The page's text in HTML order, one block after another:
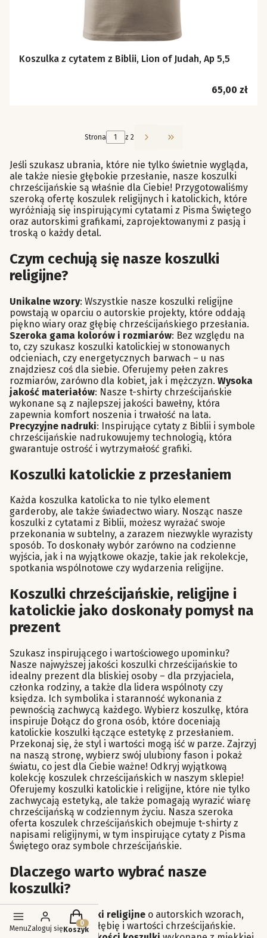
Koszulka z cytatem z Biblii, Lion of Judah, Ap 5,5
Cena
65,00 zł
Strona z 2 Przejdź do ostatniej
Jeśli szukasz ubrania, które nie tylko świetnie wygląda,
ale także niesie głębokie przesłanie, nasze koszulki
chrześcijańskie są właśnie dla Ciebie! Przygotowaliśmy
szeroką ofertę koszulek religijnych i katolickich, które
wyróżniają się inspirującymi cytatami z Pisma Świętego
oraz autorskimi grafikami, zaprojektowanymi z pasją i
troską o każdy detal.
Czym cechują się nasze koszulki
religijne?
Unikalne wzory: Wszystkie nasze koszulki religijne
powstają w oparciu o autorskie projekty, które oddają
piękno wiary oraz głębię chrześcijańskiego przesłania.
Szeroka gama kolorów i rozmiarów: Bez względu na
to, czy szukasz koszulki katolickiej w stonowanych
odcieniach, czy energetycznych barwach – u nas
znajdziesz coś dla siebie. Oferujemy pełen zakres
rozmiarów, zarówno dla kobiet, jak i mężczyzn. Wysoka
jakość materiałów: Nasze t-shirty chrześcijańskie
wykonane są z najlepszej jakości bawełny, która
zapewnia komfort noszenia i trwałość na lata.
Precyzyjne nadruki: Inspirujące cytaty z Biblii i symbole
chrześcijańskie nadrukowujemy technologią, która
gwarantuje ostrość i wytrzymałość grafiki.
Koszulki katolickie z przesłaniem
Każda koszulka katolicka to nie tylko element
garderoby, ale także świadectwo wiary. Nosząc nasze
koszulki z cytatami z Biblii, możesz wyrażać swoje
przekonania w subtelny, a zarazem niezwykle wyrazisty
sposób. To doskonały wybór zarówno na codzienne
wyjścia, jak i na wyjątkowe okazje, takie jak rekolekcje,
spotkania wspólnotowe czy wydarzenia religijne.
Koszulki chrześcijańskie, religijne i
katolickie jako doskonały pomysł na
prezent
Szukasz inspirującego i wartościowego upominku?
Nasze najwyższej jakości koszulki chrześcijańskie to
idealny prezent dla bliskiej osoby – dla przyjaciela,
członka rodziny, a także dla lidera wspólnoty czy
księdza. Ich symbolika i staranność wykonania z
pewnością zachwycą każdego. Wybierz koszulkę, która
inspiruje Dołącz do grona osób, które doceniają
katolickie koszulki łączące estetykę z przesłaniem.
Przekonaj się, że styl i wartości mogą iść w parze. Zajrzyj
na naszą stronę, wybierz swój ulubiony fason i pokaż
światu, co jest dla Ciebie ważne! Odkryj wyjątkową
kolekcję koszulek chrześcijańskich w naszym sklepie!
Oferujemy koszulki katolickie i religijne, które nie tylko
zachwycają estetyką, ale także pomagają wyrazić wiarę
chrześcijańską w codziennym życiu. Nasza szeroka
oferta koszulek chrześcijańskich obejmuje t-shirty z
napisami religijnymi, w tym inspirujące cytaty z Pisma
Świętego oraz symbole chrześcijańskie.
Dlaczego warto wybrać nasze
koszulki?
Piękne koszulki religijne o autorskich wzorach,
które oddają głębię i wartości chrześcijańskie.
MenuZaloguj się
Produkty w koszyku: 0. Zobacz szczegóły
Koszyk